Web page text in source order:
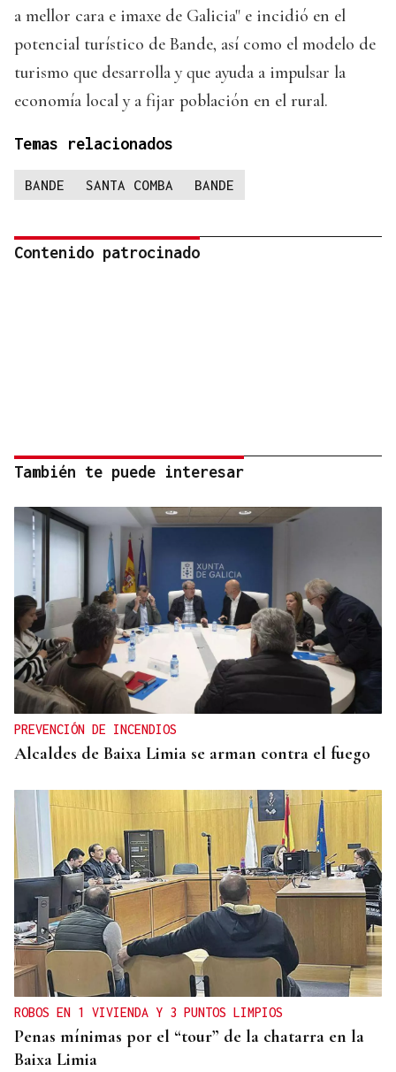
a mellor cara e imaxe de Galicia" e incidió en el
potencial turístico de Bande, así como el modelo de
turismo que desarrolla y que ayuda a impulsar la
economía local y a fijar población en el rural.
Temas relacionados
BANDE SANTA COMBA BANDE
Contenido patrocinado
También te puede interesar
PREVENCIÓN DE INCENDIOS
Alcaldes de Baixa Limia se arman contra el fuego
ROBOS EN 1 VIVIENDA Y 3 PUNTOS LIMPIOS
Penas mínimas por el “tour” de la chatarra en la
Baixa Limia